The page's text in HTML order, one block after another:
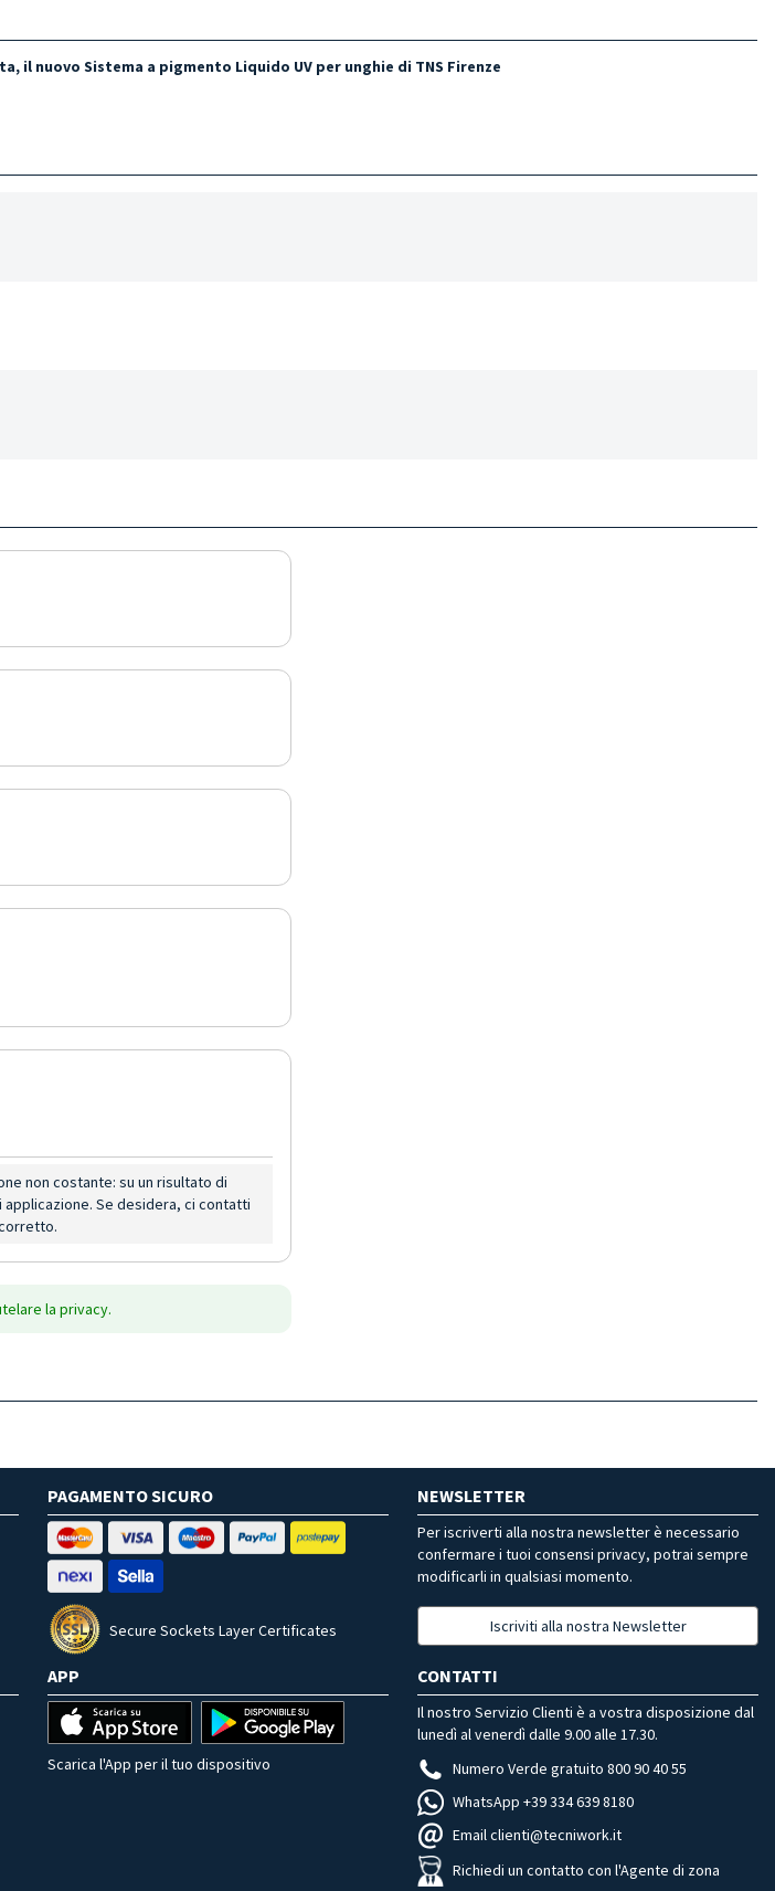
nuovo Sistema a pigmento Liquido UV per unghie di TNS Firenze
non costante: su un risultato di
Se desidera, ci contatti
la privacy.
PAGAMENTO SICURO
Secure Sockets Layer Certificates
NEWSLETTER
Per iscriverti alla nostra newsletter è necessario
confermare i tuoi consensi privacy, potrai sempre
modificarli in qualsiasi momento.
Iscriviti alla nostra Newsletter
APP
Scarica l'App per il tuo dispositivo
CONTATTI
Il nostro Servizio Clienti è a vostra disposizione dal
lunedì al venerdì dalle 9.00 alle 17.30.
Numero Verde gratuito 800 90 40 55
WhatsApp +39 334 639 8180
Email clienti@tecniwork.it
Richiedi un contatto con l'Agente di zona